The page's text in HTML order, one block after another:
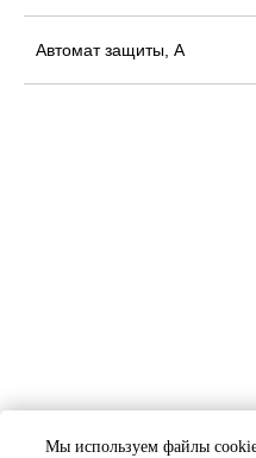
Автомат защиты, А
Мы используем файлы